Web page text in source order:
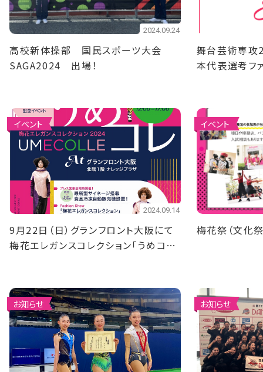
2024.09.24
高校新体操部 国民スポーツ大会
SAGA2024 出場！
舞台芸術専攻
本代表選考フ
イベント
2024.09.14
9月22日（日）グランフロント大阪にて
梅花エレガンスコレクション「うめコ
イベント
梅花祭（文化
お知らせ お知らせ